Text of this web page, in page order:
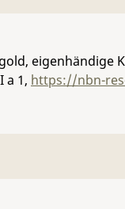
eigenhändige
a 1, https://nbn-